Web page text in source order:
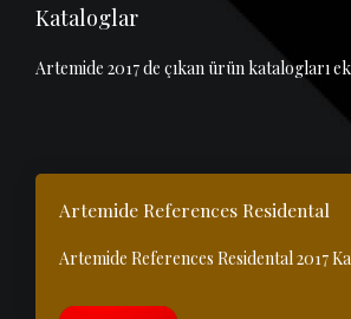
Kataloglar
Artemide 2017 de çıkan ürün katalogları
Artemide References Residental
Artemide References Residental 2017